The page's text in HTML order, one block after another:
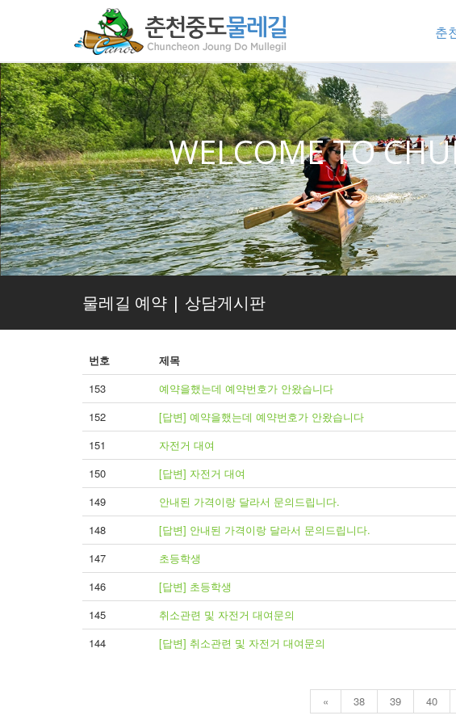
춘
WELCOME TO
물레길 예약 | 상담게시판
번호 제목
153
예약을했는데 예약번호가 안왔습니다
152
[답변] 예약을했는데 예약번호가 안왔습니다
151
자전거 대여
150
[답변] 자전거 대여
149
안내된 가격이랑 달라서 문의드립니다.
148
[답변] 안내된 가격이랑 달라서 문의드립니다.
147
초등학생
146
[답변] 초등학생
145
취소관련 및 자전거 대여문의
144
[답변] 취소관련 및 자전거 대여문의
« 38 39 40